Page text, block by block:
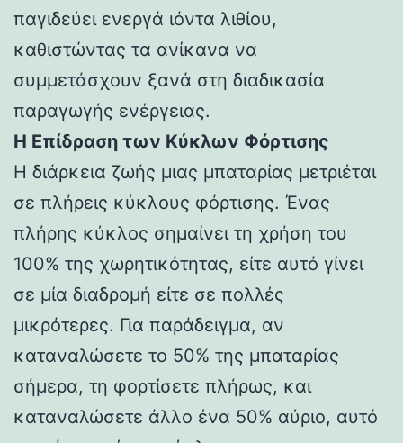
παγιδεύει ενεργά ιόντα λιθίου,
καθιστώντας τα ανίκανα να
συμμετάσχουν ξανά στη διαδικασία
παραγωγής ενέργειας.
Η Επίδραση των Κύκλων Φόρτισης
Η διάρκεια ζωής μιας μπαταρίας μετριέται
σε πλήρεις κύκλους φόρτισης. Ένας
πλήρης κύκλος σημαίνει τη χρήση του
100% της χωρητικότητας, είτε αυτό γίνει
σε μία διαδρομή είτε σε πολλές
μικρότερες. Για παράδειγμα, αν
καταναλώσετε το 50% της μπαταρίας
σήμερα, τη φορτίσετε πλήρως, και
καταναλώσετε άλλο ένα 50% αύριο, αυτό